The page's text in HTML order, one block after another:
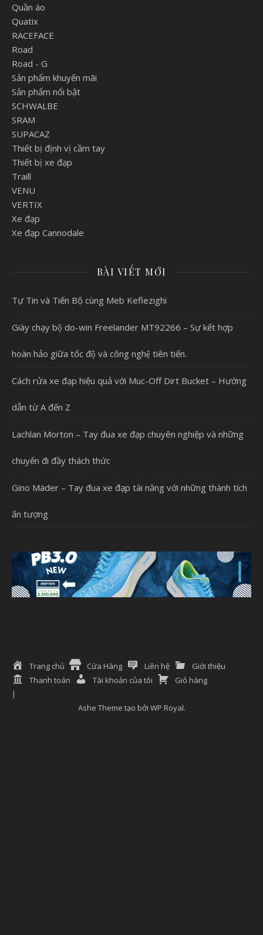
Quần áo
Quatix
RACEFACE
Road
Road - G
Sản phẩm khuyến mãi
Sản phẩm nổi bật
SCHWALBE
SRAM
SUPACAZ
Thiết bị định vị cầm tay
Thiết bị xe đạp
Traill
VENU
VERTIX
Xe đạp
Xe đạp Cannodale
BÀI VIẾT MỚI
Tự Tin và Tiến Bộ cùng Meb Keflezighi
Giày chạy bộ do-win Freelander MT92266 – Sự kết hợp
hoàn hảo giữa tốc độ và công nghệ tiên tiến.
Cách rửa xe đạp hiệu quả với Muc-Off Dirt Bucket – Hướng
dẫn từ A đến Z
Lachlan Morton – Tay đua xe đạp chuyên nghiệp và những
chuyến đi đầy thách thức
Gino Mäder – Tay đua xe đạp tài năng với những thành tích
ấn tượng
Trang chủ Cửa Hàng Liên hệ
Giới thiệu
Thanh toán
Tài khoản của tôi Giỏ hàng
Ashe Theme tạo bởi WP Royal.